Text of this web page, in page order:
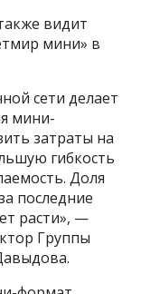
видит
мини» в
сети делает
мини-
затраты на
гибкость
Доля
последние
расти», —
Группы